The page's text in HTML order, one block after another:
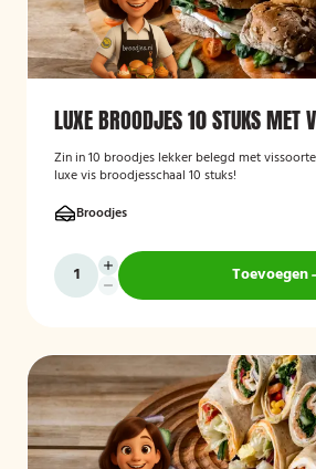
LUXE BROODJES 10 STUKS MET
Zin in 10 broodjes lekker belegd met
luxe vis broodjesschaal 10 stuks!
Broodjes
Toevoegen